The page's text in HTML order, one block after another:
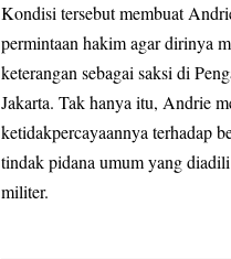
Kondisi tersebut membuat
permintaan hakim agar dirinya
keterangan sebagai saksi di
Jakarta. Tak hanya itu, Andrie
ketidakpercayaannya terhadap
tindak pidana umum yang
militer.